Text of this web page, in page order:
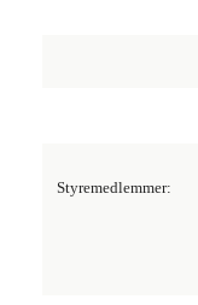
Styremedlemmer: